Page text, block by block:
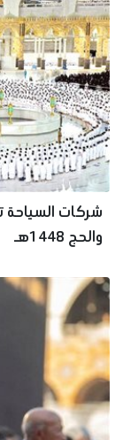
شركات
والحج 1448هـ